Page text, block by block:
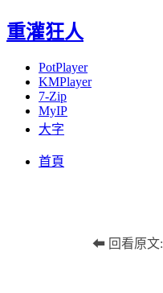
重灌狂人
PotPlayer
KMPlayer
7-Zip
MyIP
大字
首頁
⬅ 回看原文: